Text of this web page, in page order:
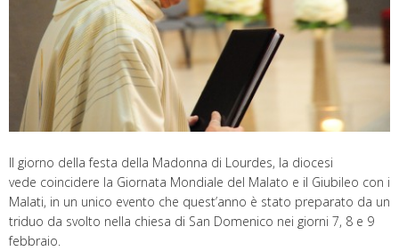
Il giorno della festa della Madonna di Lourdes, la diocesi
vede coincidere la Giornata Mondiale del Malato e il Giubileo con i
Malati, in un unico evento che quest’anno è stato preparato da un
triduo da svolto nella chiesa di San Domenico nei giorni 7, 8 e 9
febbraio.